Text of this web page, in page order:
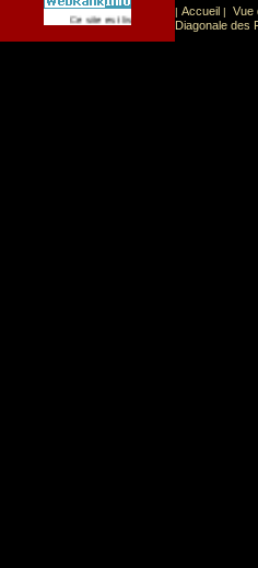
Ce site est list� dans la cat�gorie
| Accueil | Vue
Diagonale des